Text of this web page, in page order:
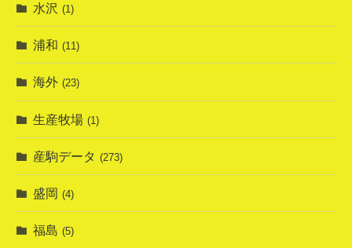
水沢 (1)
浦和 (11)
海外 (23)
生産牧場 (1)
産駒データ (273)
盛岡 (4)
福島 (5)